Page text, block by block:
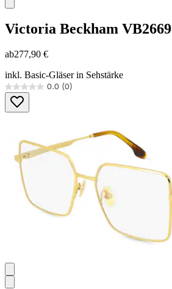
Victoria Beckham VB2669
ab277,90 €
inkl. Basic-Gläser in Sehstärke
0.0 (0)
0.0
von
5